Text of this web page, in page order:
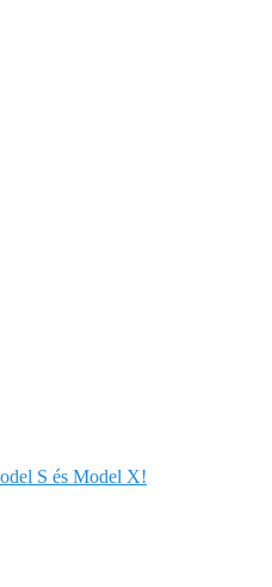
S és Model X!